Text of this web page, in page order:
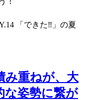
「できた‼︎」の夏
み重ねが、大
な姿勢に繋が